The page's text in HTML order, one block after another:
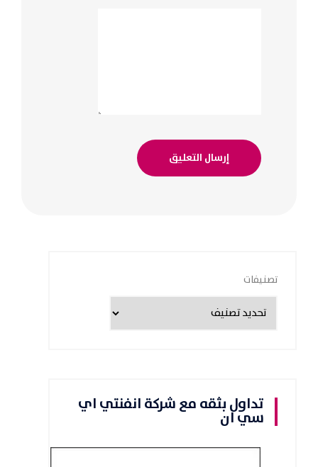
تصنيفات
تداول بثقه مع شركة انفنتي اي
سي ان